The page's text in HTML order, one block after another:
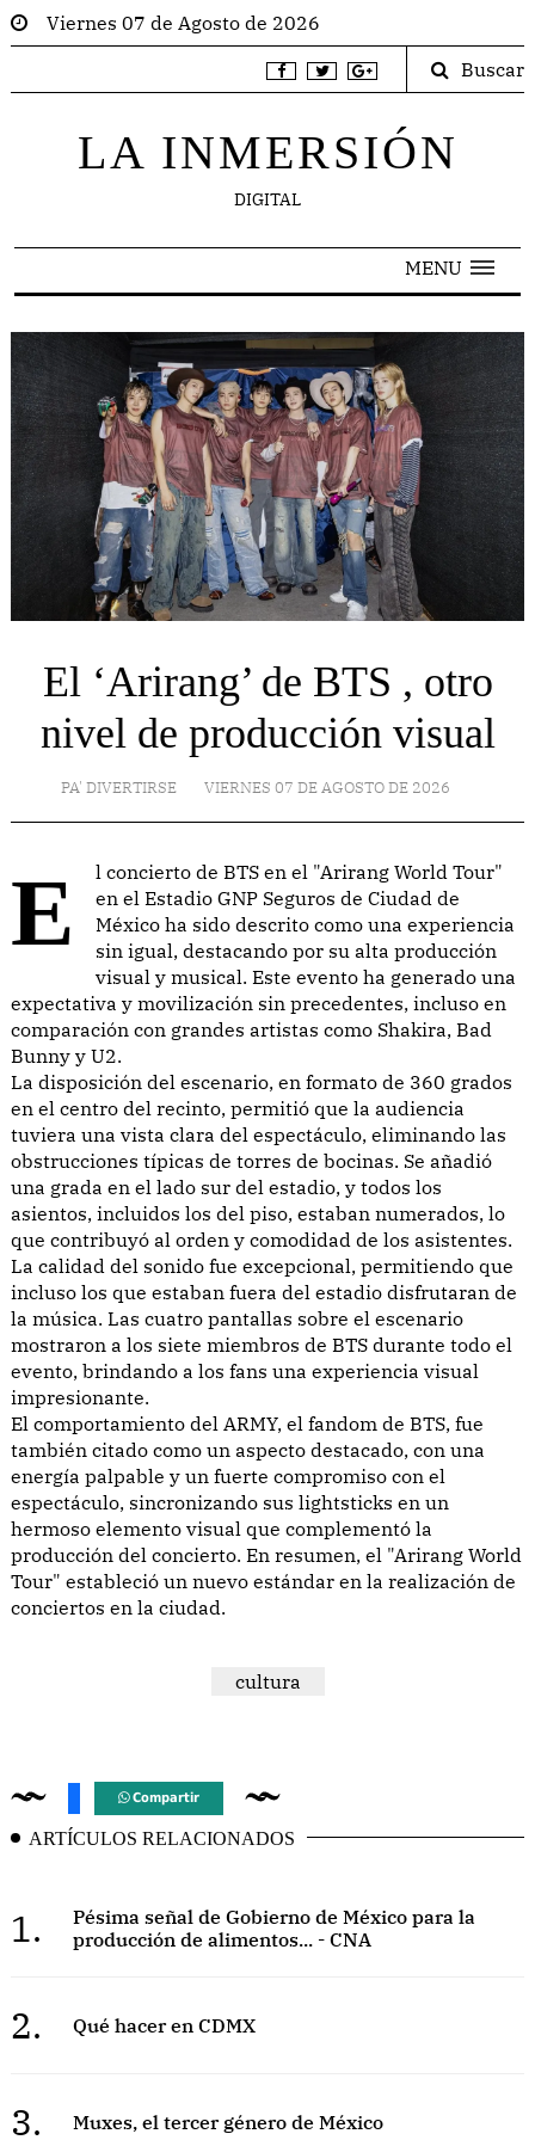
Viernes 07 de Agosto de 2026
Buscar
LA INMERSIÓN
DIGITAL
MENU
El ‘Arirang’ de BTS , otro
nivel de producción visual
PA' DIVERTIRSE VIERNES 07 DE AGOSTO DE 2026
El concierto de BTS en el "Arirang World Tour"
en el Estadio GNP Seguros de Ciudad de
México ha sido descrito como una experiencia
sin igual, destacando por su alta producción
visual y musical. Este evento ha generado una
expectativa y movilización sin precedentes, incluso en
comparación con grandes artistas como Shakira, Bad
Bunny y U2.
La disposición del escenario, en formato de 360 grados
en el centro del recinto, permitió que la audiencia
tuviera una vista clara del espectáculo, eliminando las
obstrucciones típicas de torres de bocinas. Se añadió
una grada en el lado sur del estadio, y todos los
asientos, incluidos los del piso, estaban numerados, lo
que contribuyó al orden y comodidad de los asistentes.
La calidad del sonido fue excepcional, permitiendo que
incluso los que estaban fuera del estadio disfrutaran de
la música. Las cuatro pantallas sobre el escenario
mostraron a los siete miembros de BTS durante todo el
evento, brindando a los fans una experiencia visual
impresionante.
El comportamiento del ARMY, el fandom de BTS, fue
también citado como un aspecto destacado, con una
energía palpable y un fuerte compromiso con el
espectáculo, sincronizando sus lightsticks en un
hermoso elemento visual que complementó la
producción del concierto. En resumen, el "Arirang World
Tour" estableció un nuevo estándar en la realización de
conciertos en la ciudad.
cultura
Compartir
ARTÍCULOS RELACIONADOS
1.
Pésima señal de Gobierno de México para la
producción de alimentos... - CNA
2. Qué hacer en CDMX
3. Muxes, el tercer género de México